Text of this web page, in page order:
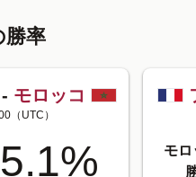
勝率
- モロッコ
（UTC）
%
モロ